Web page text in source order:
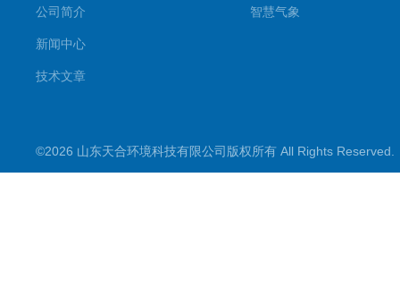
公司简介
新闻中心
技术文章
智慧气象
©2026 山东天合环境科技有限公司版权所有 All Rights